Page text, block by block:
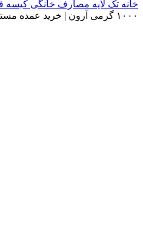
خانه تک لایه مصارف خانگی کیسه
۱۰۰۰ گرمی آرون | خرید عمده مستقیم